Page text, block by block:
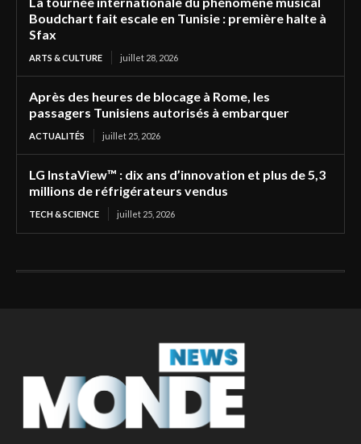
Boudchart fait escale en Tunisie : première halte à
Sfax
ARTS & CULTURE juillet 28, 2026
Après des heures de blocage à Rome, les
passagers Tunisiens autorisés à embarquer
ACTUALITÉS juillet 25, 2026
LG InstaView™ : dix ans d’innovation et plus de 5,3
millions de réfrigérateurs vendus
TECH & SCIENCE juillet 25, 2026